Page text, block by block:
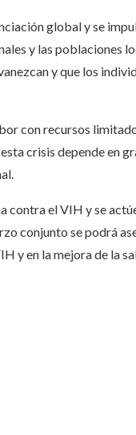
global y se
y las poblaciones
y que los
con recursos
crisis depende en
contra el VIH y se
conjunto se podrá
y en la mejora de la